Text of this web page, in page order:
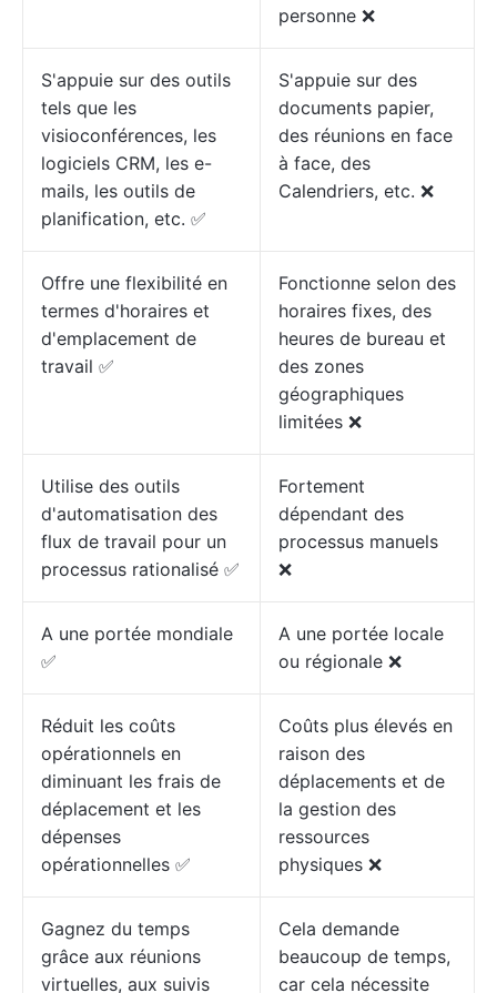
personne ❌
S'appuie sur des outils
tels que les
visioconférences, les
logiciels CRM, les e-
mails, les outils de
planification, etc. ✅
S'appuie sur des
documents papier,
des réunions en face
à face, des
Calendriers, etc. ❌
Offre une flexibilité en
termes d'horaires et
d'emplacement de
travail ✅
Fonctionne selon des
horaires fixes, des
heures de bureau et
des zones
géographiques
limitées ❌
Utilise des outils
d'automatisation des
flux de travail pour un
processus rationalisé ✅
Fortement
dépendant des
processus manuels
❌
A une portée mondiale
✅
A une portée locale
ou régionale ❌
Réduit les coûts
opérationnels en
diminuant les frais de
déplacement et les
dépenses
opérationnelles ✅
Coûts plus élevés en
raison des
déplacements et de
la gestion des
ressources
physiques ❌
Gagnez du temps
grâce aux réunions
virtuelles, aux suivis
Cela demande
beaucoup de temps,
car cela nécessite